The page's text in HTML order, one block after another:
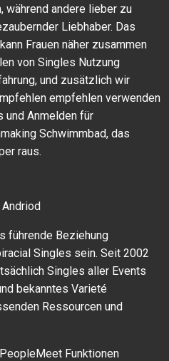
während andere lieber zu
Liebhaber. Das
Frauen näher zusammen
von Singles Nutzung
und zusätzlich wir
empfehlen verwenden
und Anmelden für
Schwimmbad, das
raus.
Andriod
führende Beziehung
Singles sein. Seit 2002
Singles aller Events
bekanntes Varieté
Ressourcen und
Funktionen